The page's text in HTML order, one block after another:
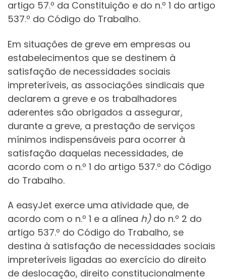
artigo 57.º da Constituição e do n.º 1 do artigo
537.º do Código do Trabalho.
Em situações de greve em empresas ou
estabelecimentos que se destinem à
satisfação de necessidades sociais
impreteríveis, as associações sindicais que
declarem a greve e os trabalhadores
aderentes são obrigados a assegurar,
durante a greve, a prestação de serviços
mínimos indispensáveis para ocorrer à
satisfação daquelas necessidades, de
acordo com o n.º 1 do artigo 537.º do Código
do Trabalho.
A easyJet exerce uma atividade que, de
acordo com o n.º 1 e a alínea h) do n.º 2 do
artigo 537.º do Código do Trabalho, se
destina à satisfação de necessidades sociais
impreteríveis ligadas ao exercício do direito
de deslocação, direito constitucionalmente